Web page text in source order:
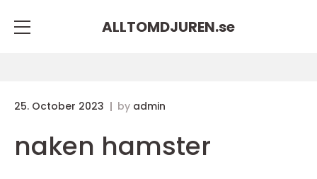
ALLTOMDJUREN.se
25. October 2023 by admin
naken hamster